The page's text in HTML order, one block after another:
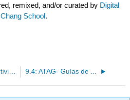
remixed, and/or curated by Digital
School.
9.2: Objetivos y Actividades